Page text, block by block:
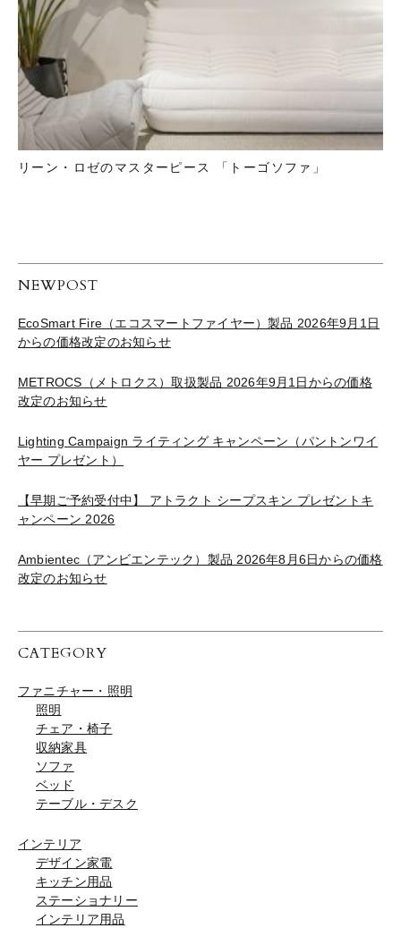
リーン・ロゼのマスターピース 「トーゴソファ」
NEWPOST
EcoSmart Fire（エコスマートファイヤー）製品 2026年9月1日
からの価格改定のお知らせ
METROCS（メトロクス）取扱製品 2026年9月1日からの価格
改定のお知らせ
Lighting Campaign ライティング キャンペーン（パントンワイ
ヤー プレゼント）
【早期ご予約受付中】 アトラクト シープスキン プレゼントキ
ャンペーン 2026
Ambientec（アンビエンテック）製品 2026年8月6日からの価格
改定のお知らせ
CATEGORY
ファニチャー・照明
照明
チェア・椅子
収納家具
ソファ
ベッド
テーブル・デスク
インテリア
デザイン家電
キッチン用品
ステーショナリー
インテリア用品